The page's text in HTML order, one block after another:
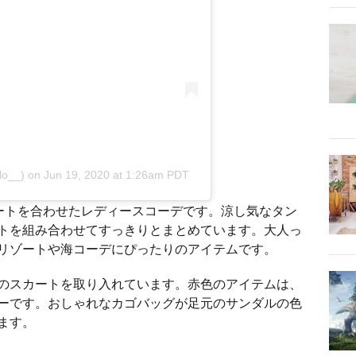
on Jun 19, 2020 at 1:26am PDT
を合わせたレディースコーデです。涼し気なタン
を組み合わせてすっきりとまとめています。大人っ
ートや海コーデにぴったりのアイテムです。
カートを取り入れています。赤色のアイテムは、
です。おしゃれなカゴバッグが足元のサンダルの色
。